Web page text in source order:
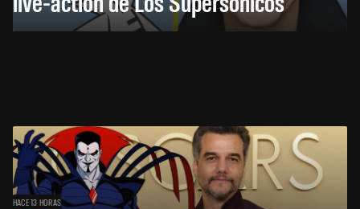
HACE 13 HORAS